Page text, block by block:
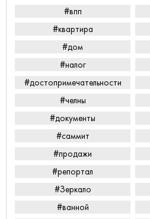
#впп
#квартира
#дом
#налог
#достопримечательности
#челны
#документы
#саммит
#продажи
#репортал
#Зеркало
#ванной